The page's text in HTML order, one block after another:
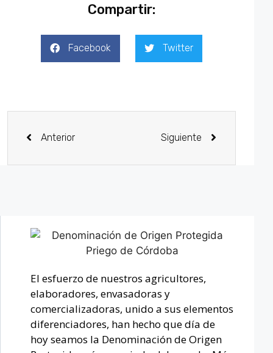
Compartir:
Facebook Twitter
Anterior Siguiente
El esfuerzo de nuestros agricultores,
elaboradores, envasadoras y
comercializadoras, unido a sus elementos
diferenciadores, han hecho que día de
hoy seamos la Denominación de Origen